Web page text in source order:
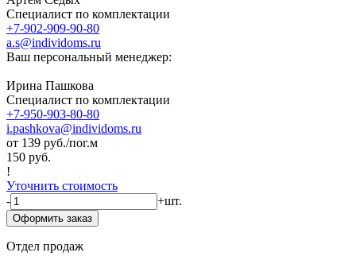
Специалист по комплектации
+7-902-909-90-80
a.s@individoms.ru
Ваш персональный менеджер:
Ирина Пашкова
Специалист по комплектации
+7-950-903-80-80
i.pashkova@individoms.ru
от 139 руб./пог.м
150 руб.
!
Уточнить стоимость
-
+шт.
Оформить заказ
Отдел продаж